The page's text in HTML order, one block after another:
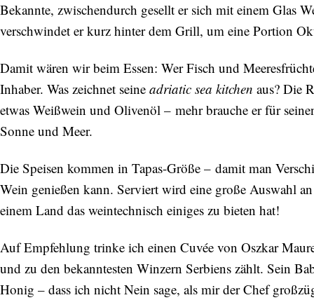
Bekannte, zwischendurch gesellt er sich mit einem Glas
verschwindet er kurz hinter dem Grill, um eine Portion
Damit wären wir beim Essen: Wer Fisch und
Inhaber. Was zeichnet seine adriatic sea kitchen aus? Die
etwas Weißwein und Olivenöl – mehr brauche er für
Sonne und Meer.
Die Speisen kommen in Tapas-Größe – damit man
Wein genießen kann. Serviert wird eine große Auswahl
einem Land das weintechnisch einiges zu bieten hat!
Auf Empfehlung trinke ich einen Cuvée von Oszkar
und zu den bekanntesten Winzern Serbiens zählt. Sein
Honig – dass ich nicht Nein sage, als mir der Chef